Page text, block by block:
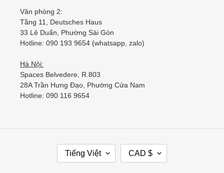
Văn phòng 2:
Tầng 11, Deutsches Haus
33 Lê Duẩn, Phường Sài Gòn
Hotline: 090 193 9654 (whatsapp, zalo)
Hà Nội:
Spaces Belvedere, R.803
28A Trần Hưng Đạo, Phường Cửa Nam
Hotline: 090 116 9654
Tiếng Việt CAD $